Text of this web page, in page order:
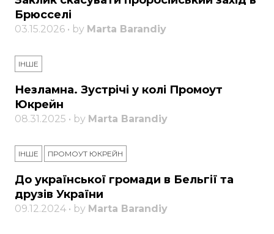
Брюсселі
03.15.2026 • by Marta Barandiy
ІНШЕ
Незламна. Зустрічі у колі Промоут
Юкрейн
08.31.2025 • by Marta Barandiy
ІНШЕ ПРОМОУТ ЮКРЕЙН
До української громади в Бельгії та
друзів України
09.12.2024 • by Marta Barandiy